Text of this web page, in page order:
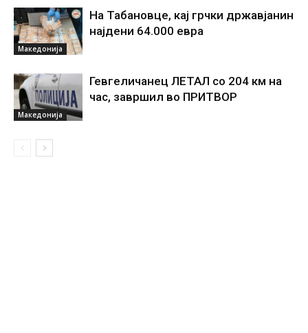
Македонија
На Табановце, кај грчки државјанин
најдени 64.000 евра
Македонија
Гевгеличанец ЛЕТАЛ со 204 км на
час, завршил во ПРИТВОР